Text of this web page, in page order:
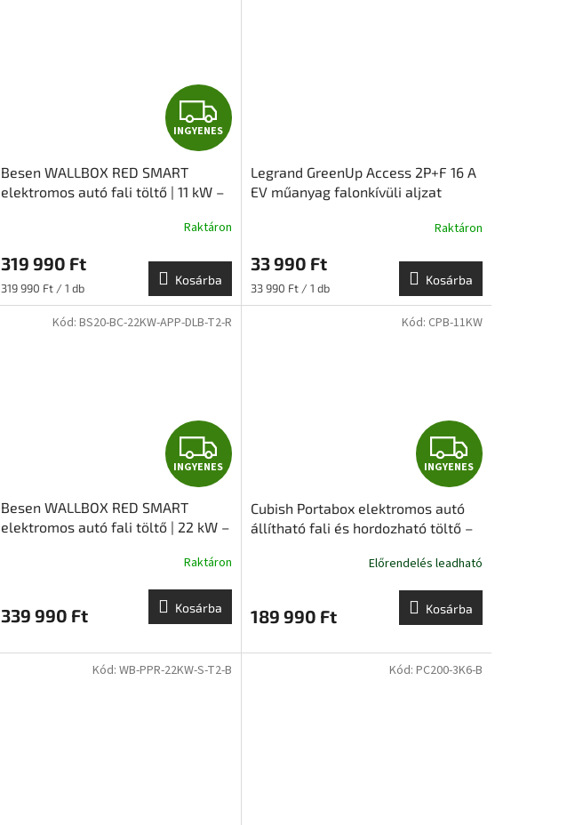
I
N
G
Y
E
N
E
INGYENES
Besen WALLBOX RED SMART
elektromos autó fali töltő | 11 kW –
Raktáron
319 990 Ft
Egységár:
319 990 Ft / 1 db
Kosárba
Legrand GreenUp Access 2P+F 16 A
EV műanyag falonkívüli aljzat
Raktáron
33 990 Ft
Egységár:
33 990 Ft / 1 db
Kosárba
I
N
G
Y
E
N
E
INGYENES
Besen WALLBOX RED SMART
elektromos autó fali töltő | 22 kW –
Raktáron
339 990 Ft Kosárba
Kód: BS20-BC-22KW-APP-DLB-T2-R
I
N
G
Y
E
N
E
INGYENES
Cubish Portabox elektromos autó
állítható fali és hordozható töltő –
Előrendelés leadható
189 990 Ft Kosárba
Kód: CPB-11KW
Kód: WB-PPR-22KW-S-T2-B Kód: PC200-3K6-B